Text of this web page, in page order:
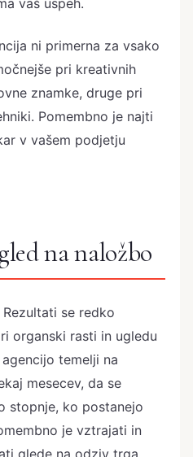
ni primerna za vsako
pri kreativnih
znamke, druge pri
Pomembno je najti
v vašem podjetju
na naložbo
se redko
organski rasti in ugledu
temelji na
mesecev, da se
stopnje, ko postanejo
je vztrajati in
glede na odziv trga.